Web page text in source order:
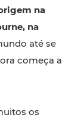
na
na
até se
começa a
os